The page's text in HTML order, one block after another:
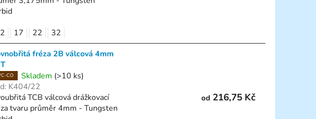
17 22 32
fréza 2B válcová 4mm
CO Skladem (>10 ks)
K404/22
TCB válcová drážkovací
tvaru průměr 4mm - Tungsten
od 216,75 Kč